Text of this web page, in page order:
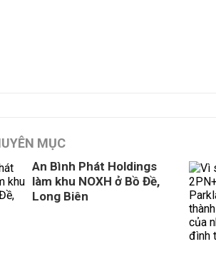
MỤC
An Bình Phát Holdings
làm khu NOXH ở Bồ Đề,
Long Biên